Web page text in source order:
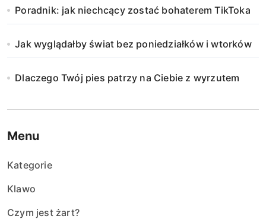
Poradnik: jak niechcący zostać bohaterem TikToka
Jak wyglądałby świat bez poniedziałków i wtorków
Dlaczego Twój pies patrzy na Ciebie z wyrzutem
Menu
Kategorie
Klawo
Czym jest żart?